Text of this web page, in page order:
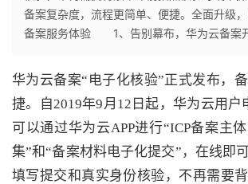
人
页
我
发
者
开
发
我
的
Programs
我
的
备案复杂度，流程更简单、便捷。全面升级
备案服务体验 1、告别幕布，华为云备案开
华为云备案“电子化核验”正式发布，
捷。自2019年9月12日起，华为云用户
可以通过华为云APP进行“ICP备案主
集”和“备案材料电子化提交”，在线即
填写提交和真实身份核验，不再需要